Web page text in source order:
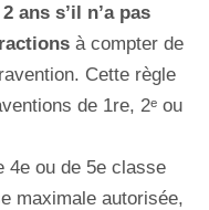
ans s’il n’a pas
à compter de
Cette règle
de 1re, 2ᵉ ou
4eou de 5eclasse
maximale autorisée,